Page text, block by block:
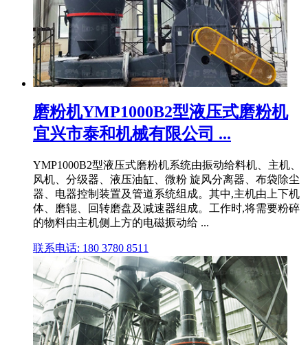
磨粉机YMP1000B2型液压式磨粉机
宜兴市泰和机械有限公司 ...
YMP1000B2型液压式磨粉机系统由振动给料机、主机、
风机、分级器、液压油缸、微粉 旋风分离器、布袋除尘
器、电器控制装置及管道系统组成。其中,主机由上下机
体、磨辊、回转磨盘及减速器组成。工作时,将需要粉碎
的物料由主机侧上方的电磁振动给 ...
联系电话: 180 3780 8511